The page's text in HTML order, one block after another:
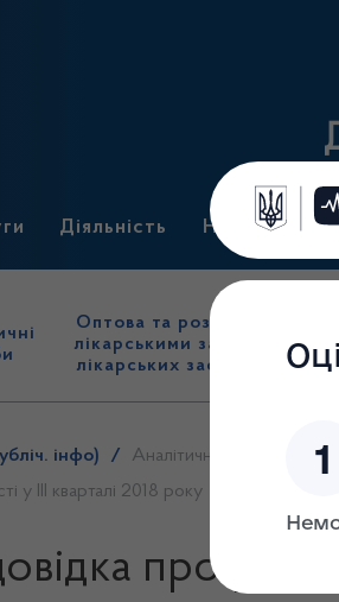
Діяльність Нормативні
Оптова та роздрібна
лікарськими засобами,
лікарських засобів (крім
інфо) /
Аналітична довідка про
у ІІІ кварталі 2018 року
про